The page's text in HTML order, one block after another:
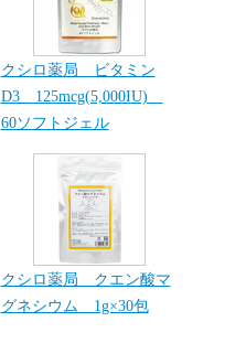
クシロ薬局 ビタミン
D3 125mcg(5,000IU)
60ソフトジェル
クシロ薬局 クエン酸マ
グネシウム 1g×30包